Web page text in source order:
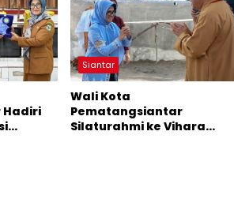
Siantar
Wali Kota
Pematangsiantar
Silaturahmi ke Vihara